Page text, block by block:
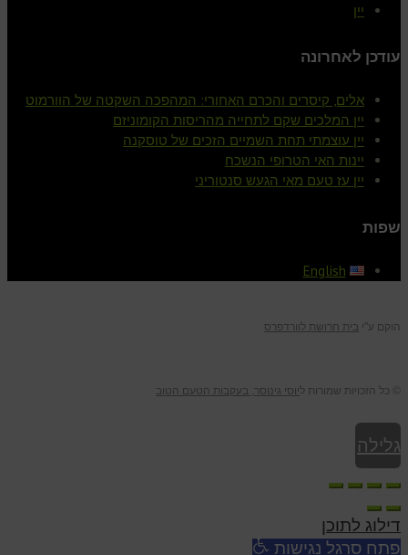
יין
עודכן לאחרונה
אלים, קיסרים והכרם האחורי: המהפכה השקטה של הוורמוט
יין המלכים שקם לתחייה מהריסות הקומוניזם
יין עוצמתי תחת השמיים הזכים של טוסקנה
יינות האי הטרופי הנשכח
יין עז טעם מאי הגעש סנטוריני
שפות
English
הוקם ע"י בית חרושת לוורדפרס
© כל הזכויות שמורות ליוסי גינוסר, בעקבות הטעם הטוב
גלילה
לראש
העמוד
דילוג לתוכן
פתח סרגל נגישות